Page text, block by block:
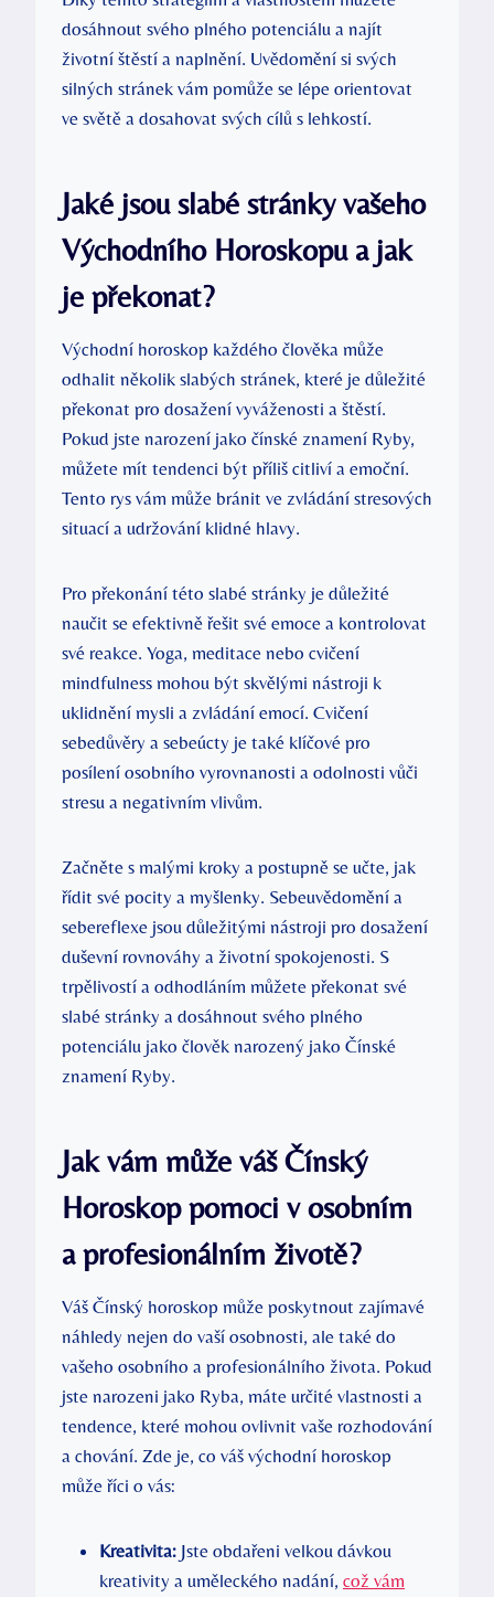
dosáhnout svého plného potenciálu a najít
životní štěstí a naplnění. Uvědomění si svých
silných stránek vám pomůže se lépe orientovat
ve světě a dosahovat svých cílů s lehkostí.
Jaké jsou slabé stránky vašeho
Východního Horoskopu a jak
je překonat?
Východní horoskop každého člověka může
odhalit několik slabých stránek, které je důležité
překonat pro dosažení vyváženosti a štěstí.
Pokud jste narození jako čínské znamení Ryby,
můžete mít tendenci být příliš citliví a emoční.
Tento rys vám může bránit ve zvládání stresových
situací a udržování klidné hlavy.
Pro překonání této slabé stránky je důležité
naučit se efektivně řešit své emoce a kontrolovat
své reakce. Yoga, meditace nebo cvičení
mindfulness mohou být skvělými nástroji k
uklidnění mysli a zvládání emocí. Cvičení
sebedůvěry a sebeúcty je také klíčové pro
posílení osobního vyrovnanosti a odolnosti vůči
stresu a negativním vlivům.
Začněte s malými kroky a postupně se učte, jak
řídit své pocity a myšlenky. Sebeuvědomění a
sebereflexe jsou důležitými nástroji pro dosažení
duševní rovnováhy a životní spokojenosti. S
trpělivostí a odhodláním můžete překonat své
slabé stránky a dosáhnout svého plného
potenciálu jako člověk narozený jako Čínské
znamení Ryby.
Jak vám může váš Čínský
Horoskop pomoci v osobním
a profesionálním životě?
Váš Čínský horoskop může poskytnout zajímavé
náhledy nejen do vaší osobnosti, ale také do
vašeho osobního a profesionálního života. Pokud
jste narozeni jako Ryba, máte určité vlastnosti a
tendence, které mohou ovlivnit vaše rozhodování
a chování. Zde je, co váš východní horoskop
může říci o vás:
Kreativita: Jste obdařeni velkou dávkou
kreativity a uměleckého nadání, což vám